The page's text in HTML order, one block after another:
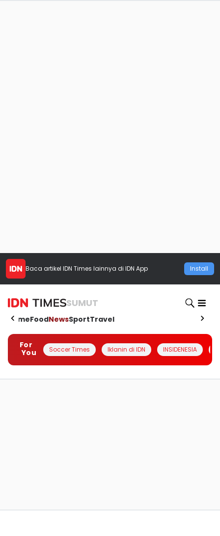
Baca artikel IDN Times lainnya di IDN App Install
SUMUT
HomeFoodNewsSportTravel
For
You
Soccer Times Iklanin di IDN INSIDENESIA